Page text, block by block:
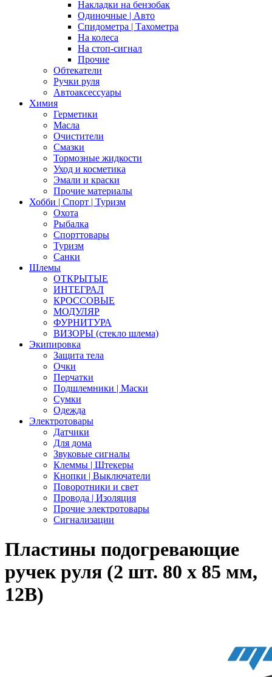
Накладки на бензобак
Одиночные | Авто
Спидометра | Тахометра
На колеса
На стоп-сигнал
Прочие
Обтекатели
Ручки руля
Автоаксессуары
Химия
Герметики
Масла
Очистители
Смазки
Тормозные жидкости
Уход и косметика
Эмали и краски
Прочие материалы
Хобби | Cпорт | Туризм
Охота
Рыбалка
Спорттовары
Туризм
Санки
Шлемы
ОТКРЫТЫЕ
ИНТЕГРАЛ
КРОССОВЫЕ
МОДУЛЯР
ФУРНИТУРА
ВИЗОРЫ (стекло шлема)
Экипировка
Защита тела
Очки
Перчатки
Подшлемники | Маски
Сумки
Одежда
Электротовары
Датчики
Для дома
Звуковые сигналы
Клеммы | Штекеры
Кнопки | Выключатели
Поворотники и свет
Провода | Изоляция
Прочие электротовары
Сигнализации
Пластины подогревающие
ручек руля (2 шт. 80 x 85 мм,
12В)